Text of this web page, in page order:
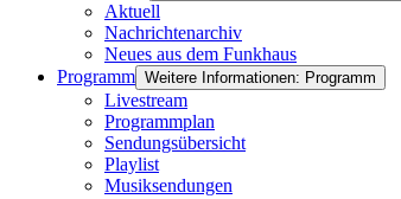
Aktuell
Nachrichtenarchiv
Neues aus dem Funkhaus
Programm Weitere Informationen: Programm
Livestream
Programmplan
Sendungsübersicht
Playlist
Musiksendungen